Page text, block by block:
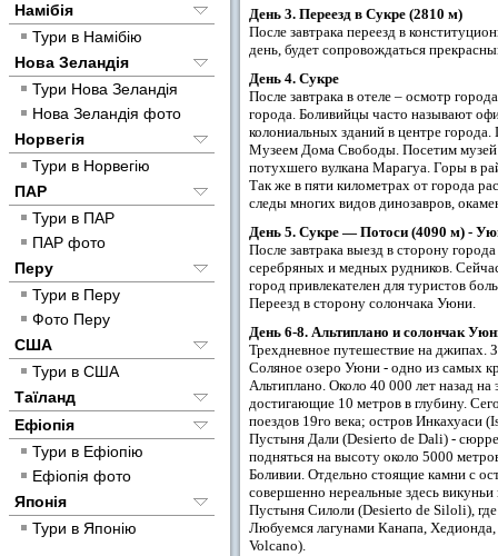
Намібія
Тури в Намібію
Нова Зеландія
Тури Нова Зеландія
Нова Зеландія фото
Норвегія
Тури в Норвегію
ПАР
Тури в ПАР
ПАР фото
Перу
Тури в Перу
Фото Перу
США
Тури в США
Таїланд
Ефіопія
Тури в Ефіопію
Ефіопія фото
Японія
Тури в Японію
День 3. Переезд в Сукре (2810 м)
После завтрака переезд в
день, будет сопровождаться
День 4. Сукре
После завтрака в отеле – осмотр
города. Боливийцы часто называют
колониальных зданий в центре
Музеем Дома Свободы. Посетим музей
потухшего вулкана Марагуа. Горы в
Так же в пяти километрах от города
следы многих видов динозавров,
День 5. Сукре — Потоси (4090 м) -
После завтрака выезд в сторону
серебряных и медных рудников.
город привлекателен для туристов
Переезд в сторону солончака Уюни.
День 6-8. Альтиплано и солончак
Трехдневное путешествие на
Соляное озеро Уюни - одно из самых
Альтиплано. Около 40 000 лет назад
достигающие 10 метров в глубину.
поездов 19го века; остров Инкахуаси
Пустыня Дали (Desierto de Dali) -
подняться на высоту около 5000
Боливии. Отдельно стоящие камни с
совершенно нереальные здесь
Пустыня Силоли (Desierto de Siloli),
Любуемся лагунами Канапа,
Volcano).